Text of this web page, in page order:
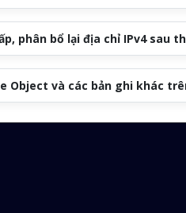
phân bổ lại địa chỉ IPv4 sau
Object và các bản ghi khác